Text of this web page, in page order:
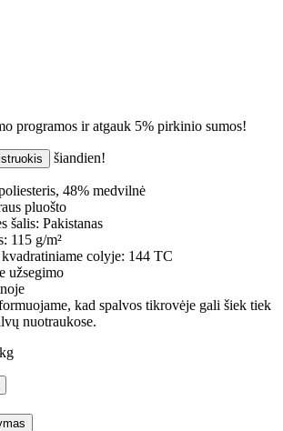
programos ir atgauk 5% pirkinio sumos!
šiandien!
48% medvilnė
pluošto
šalis: Pakistanas
115 g/m²
colyje: 144 TC
užsegimo
kad spalvos tikrovėje gali šiek tiek
nuotraukose.